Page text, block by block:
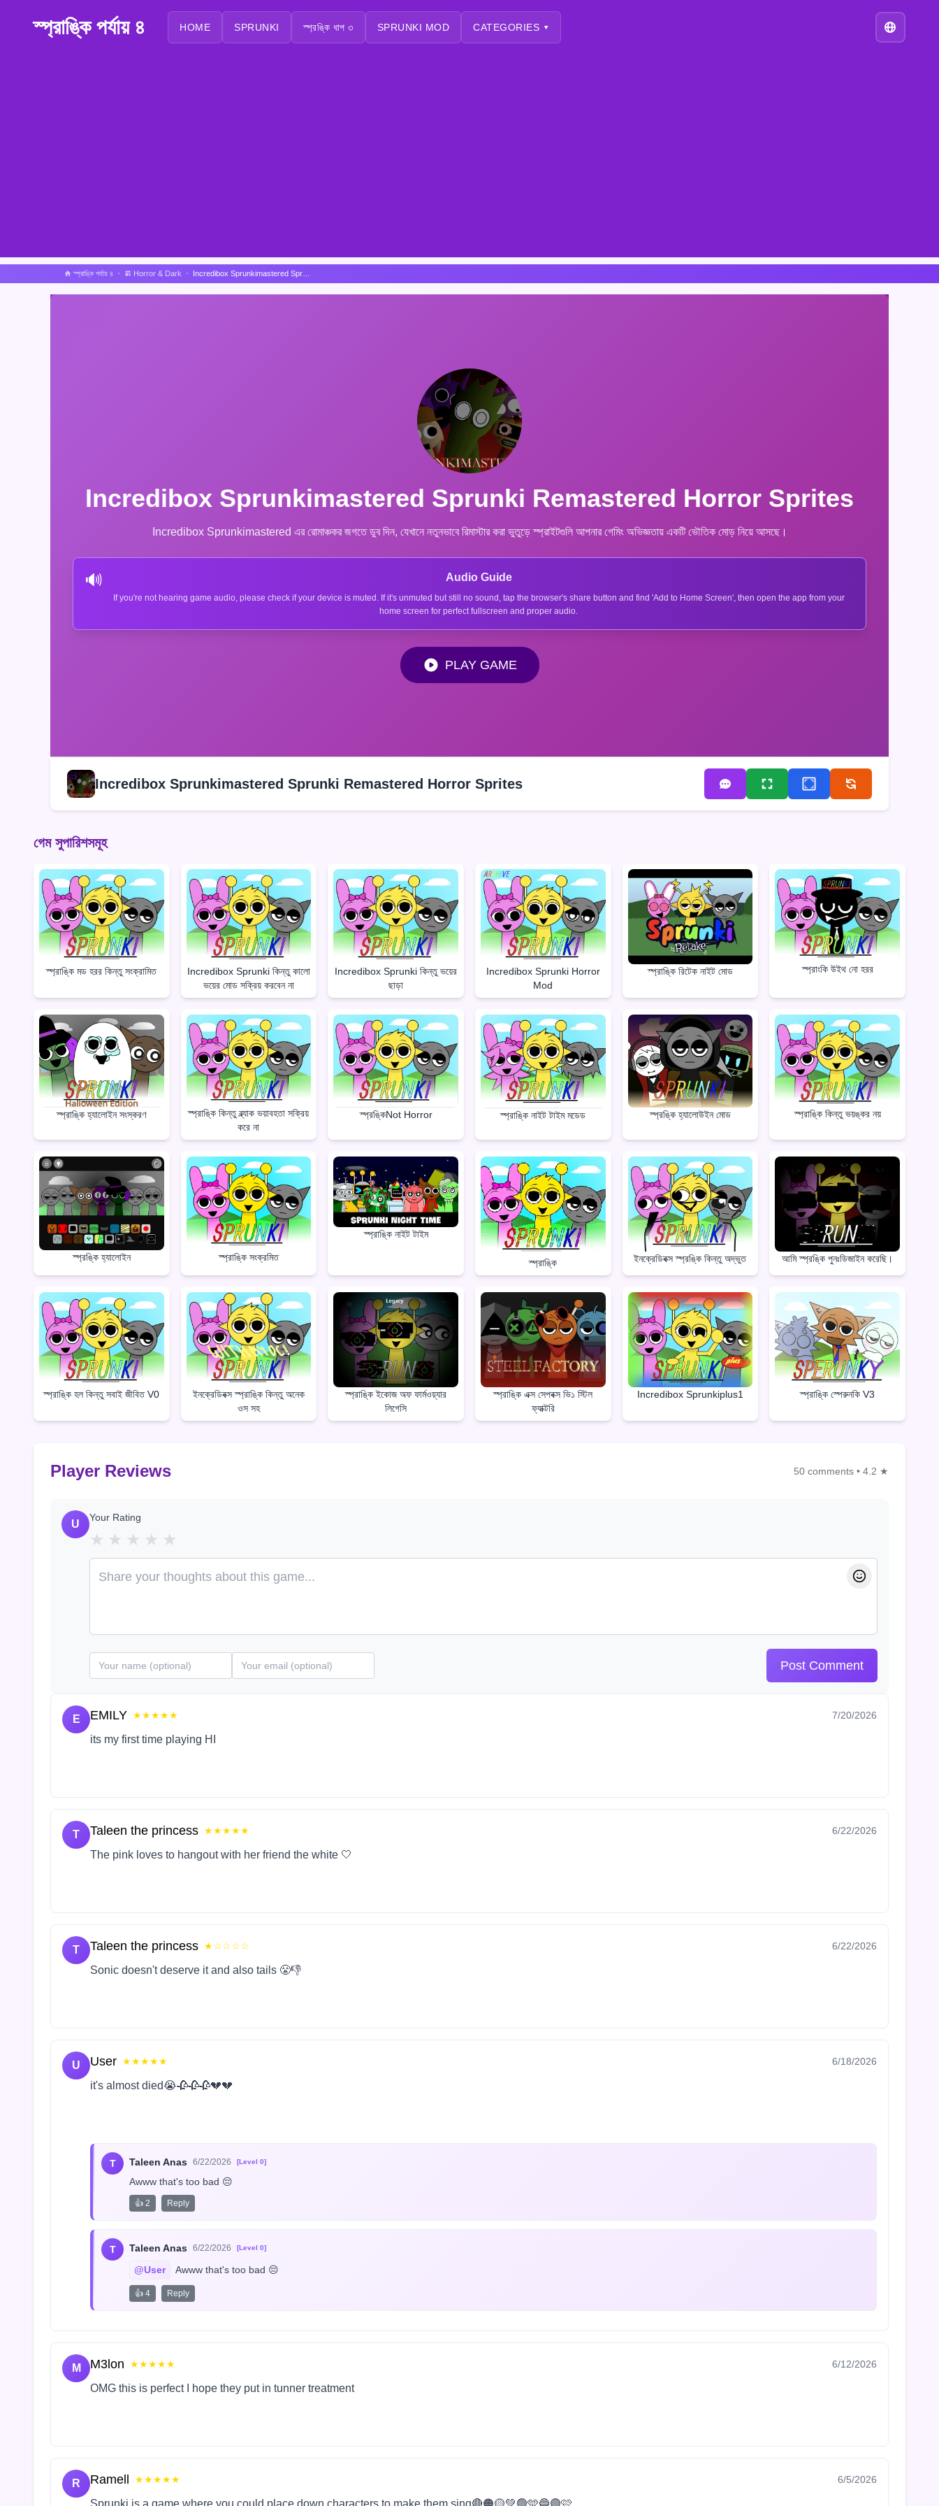
স্প্রাঙ্কি পর্যায় ৪ HOME SPRUNKI স্প্রঙ্কি ধাপ ৩ SPRUNKI MOD CATEGORIES ▾
স্প্রাঙ্কি পর্যায় ৪ Horror & Dark
Incredibox Sprunkimastered Sprunki Remastered Horror Sprites
Incredibox Sprunkimastered এর রোমাঞ্চকর জগতে ডুব দিন, যেখানে নতুনভাবে রিমাস্টার করা ভুতুড়ে স্প্রাইটগুলি আপনার গেমিং অভিজ্ঞতায় একটি ভৌতিক মোড় নিয়ে আসছে।
🔊 Audio Guide
If you're not hearing game audio, please check if your device is muted. If it's unmuted but still no sound, tap the browser's share button and find 'Add to Home Screen', then open the app from your
home screen for perfect fullscreen and proper audio.
PLAY GAME
Incredibox Sprunkimastered Sprunki Remastered Horror Sprites
গেম সুপারিশসমূহ
স্প্রাঙ্কি মড হরর কিন্তু সংক্রামিত
Incredibox Sprunki কিন্তু কালো
ভয়ের মোড সক্রিয় করবেন না
Incredibox Sprunki কিন্তু ভয়ের
ছাড়া
Incredibox Sprunki Horror
Mod
স্প্রাঙ্কি রিটেক নাইট মোড স্প্রাংকি উইথ নো হরর
স্প্রাঙ্কি হ্যালোইন সংস্করণ
স্প্রাঙ্কি কিন্তু ব্ল্যাক ভয়াবহতা সক্রিয়
করে না
স্প্রঙ্কিNot Horror স্প্রাঙ্কি নাইট টাইম মডেড স্প্রঙ্কি হ্যালোউইন মোড স্প্রাঙ্কি কিন্তু ভয়ঙ্কর নয়
স্প্রঙ্কি হ্যালোইন স্প্রাঙ্কি সংক্রমিত
স্প্রাঙ্কি নাইট টাইম
স্প্রাঙ্কি ইনক্রেডিবক্স স্প্রঙ্কি কিন্তু অদ্ভুত আমি স্প্রঙ্কি পুনঃডিজাইন করেছি।
স্প্রাঙ্কি হল কিন্তু সবাই জীবিত V0
ইনক্রেডিবক্স স্প্রাঙ্কি কিন্তু অনেক
ওস সহ
স্প্রাঙ্কি ইকোজ অফ ফার্মওয়্যার
লিগেসি
স্প্রাঙ্কি এক্স সেপবক্স ভি১ স্টিল
ফ্যাক্টরি
Incredibox Sprunkiplus1 স্প্রাঙ্কি স্পেরুনকি V3
Player Reviews 50 comments • 4.2 ★
U
Your Rating
★ ★ ★ ★ ★
Post Comment
E EMILY ★★★★★ 7/20/2026
its my first time playing HI
T Taleen the princess ★★★★★ 6/22/2026
The pink loves to hangout with her friend the white 🤍
T Taleen the princess ★☆☆☆☆ 6/22/2026
Sonic doesn't deserve it and also tails 😤👎
U User ★★★★★ 6/18/2026
it's almost died😭🥀🥀🥀💔💔
T Taleen Anas 6/22/2026 [Level 0]
Awww that's too bad 😔
👍 2 Reply
T Taleen Anas 6/22/2026 [Level 0]
@User Awww that's too bad 😔
👍 4 Reply
M M3lon ★★★★★ 6/12/2026
OMG this is perfect I hope they put in tunner treatment
R Ramell ★★★★★ 6/5/2026
Sprunki is a game where you could place down characters to make them sing🔴🟠🟡💚🟢🩵🔵🟣🩷